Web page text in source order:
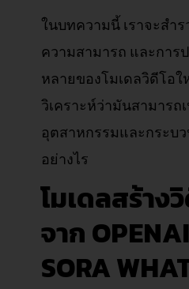
ในบทความนี้ เราจะสำ
ความสามารถ และการ
หลายของโมเดลวิดีโอ
วิเคราะห์ว่ามันสามารถ
อุตสาหกรรมและกระบ
อย่างไร
โมเดลสร้าง
จาก OPENAI
SORA